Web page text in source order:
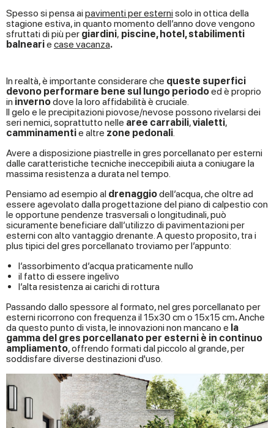
Spesso si pensa aipavimenti per esternisolo in ottica della
stagione estiva, in quanto momento dell’anno dove vengono
sfruttati di più per giardini, piscine, hotel, stabilimenti
balnearie case vacanza.
In realtà, è importante considerare che queste superfici
devono performare bene sul lungo periodoed è proprio
in invernodove la loro affidabilità è cruciale.
Il gelo e le precipitazioni piovose/nevose possono rivelarsi dei
seri nemici, soprattutto nelle aree carrabili,vialetti,
camminamentie altre zone pedonali.
Avere a disposizione piastrelle in gres porcellanato per esterni
dalle caratteristiche tecniche ineccepibili aiuta a coniugare la
massima resistenza a durata nel tempo.
Pensiamo ad esempio al drenaggiodell’acqua, che oltre ad
essere agevolato dalla progettazione del piano di calpestio con
le opportune pendenze trasversali o longitudinali, può
sicuramente beneficiare dall’utilizzo di pavimentazioni per
esterni con alto vantaggio drenante. A questo proposito, tra i
plus tipici del gres porcellanato troviamo per l’appunto:
l’assorbimento d’acqua praticamente nullo
il fatto di essere ingelivo
l’alta resistenza ai carichi di rottura
Passando dallo spessore al formato, nel gres porcellanato per
esterni ricorrono con frequenza il 15x30 cm o 15x15 cm.Anche
da questo punto di vista, le innovazioni non mancano e la
gamma del gres porcellanato per esterni è in continuo
ampliamento, offrendo formati dal piccolo al grande, per
soddisfare diverse destinazioni d'uso.